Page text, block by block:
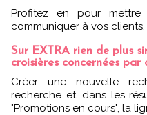
Profitez en pour
communiquer à vos clients.
Sur EXTRA rien de plus
croisières concernées
Créer une nouvelle recherche dans le moteur de
recherche et, dans les
"Promotions en cours", la